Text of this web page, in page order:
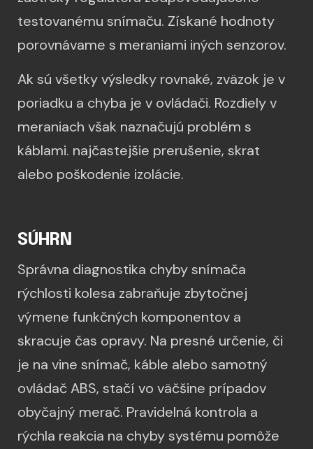
testovanému snímaču. Získané hodnoty
porovnávame s meraniami iných senzorov.
Ak sú všetky výsledky rovnaké, zväzok je v
poriadku a chyba je v ovládači. Rozdiely v
meraniach však naznačujú problém s
káblami. najčastejšie prerušenie, skrat
alebo poškodenie izolácie.
SÚHRN
Správna diagnostika chyby snímača
rýchlosti kolesa zabraňuje zbytočnej
výmene funkčných komponentov a
skracuje čas opravy. Na presné určenie, či
je na vine snímač, káble alebo samotný
ovládač ABS, stačí vo väčšine prípadov
obyčajný merač. Pravidelná kontrola a
rýchla reakcia na chyby systému pomôže